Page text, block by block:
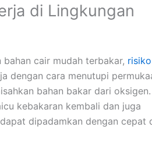
di Lingkungan
cair mudah terbakar, risiko
dengan cara menutupi
bahan bakar dari oksigen.
kebakaran kembali dan juga
dipadamkan dengan cepat